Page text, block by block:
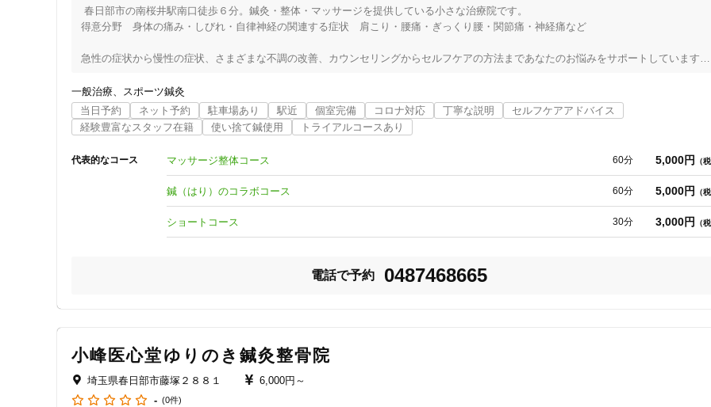
ジャンル
受付時間の特徴
春日部市の南桜井駅南口徒歩６分。鍼灸・整体・マッサージを提供している小さな治療院です。
得意分野　身体の痛み・しびれ・自律神経の関連する症状　肩こり・腰痛・ぎっくり腰・関節痛・神経痛など
急性の症状から慢性の症状、さまざまな不調の改善、カウンセリングからセルフケアの方法まであなたのお悩みをサポートしています。
当院では、できるだけご利用者様の負担が少なく、いつでもお気軽にご来院いただきたいと考えておりますので初診料、カウンセリング
料は一切いただいておりません。
必ず初回に症状やお悩みをおうかがいして、姿勢や動作確認をおこない、最前であり最適な明るい未来のための施術プランのご提案をさ
せていただいております。
一般治療
スポーツ鍼灸
当日予約
ネット予約 駐車場あり 駅近 個室完備 コロナ対応 丁寧な説明
セルフケアアドバイス
経験豊富なスタッフ在籍
使い捨て鍼使用 トライアルコースあり
代表的なコース マッサージ整体コース 60分 5,000円 （
鍼（はり）のコラボコース 60分 5,000円 （
ショートコース 30分 3,000円 （
電話で予約 0487468665
小峰医心堂ゆりのき鍼灸整骨院
埼玉県春日部市藤塚２８８１
6,000円～
- (0件)